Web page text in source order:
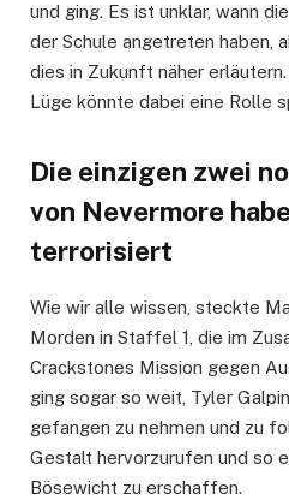
und ging. Es ist unklar, wann
der Schule angetreten haben,
dies in Zukunft näher
Lüge könnte dabei eine Rolle
Die einzigen zwei
von Nevermore
terrorisiert
Wie wir alle wissen, steckte
Morden in Staffel 1, die im
Crackstones Mission gegen
ging sogar so weit, Tyler
gefangen zu nehmen und zu
Gestalt hervorzurufen und so
Bösewicht zu erschaffen.